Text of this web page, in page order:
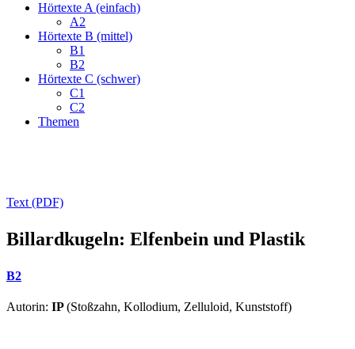
Hörtexte A (einfach)
A2
Hörtexte B (mittel)
B1
B2
Hörtexte C (schwer)
C1
C2
Themen
Text (PDF)
Billardkugeln: Elfenbein und Plastik
B2
Autorin: IP(Stoßzahn, Kollodium, Zelluloid, Kunststoff)